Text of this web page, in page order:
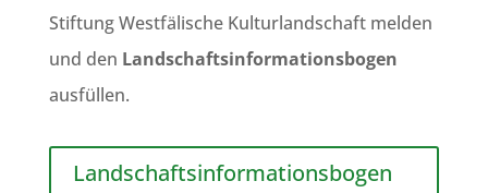
Stiftung Westfälische Kulturlandschaft melden
und den Landschaftsinformationsbogen
ausfüllen.
Landschaftsinformationsbogen